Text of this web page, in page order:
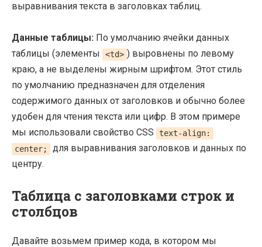
выравнивания текста в заголовках таблиц.
Данные таблицы: По умолчанию ячейки данных
таблицы (элементы
<td> ) выровнены по левому
краю, а не выделены жирным шрифтом. Этот стиль
по умолчанию предназначен для отделения
содержимого данных от заголовков и обычно более
удобен для чтения текста или цифр. В этом примере
мы использовали свойство CSS
text-align:
center;
для выравнивания заголовков и данных по
центру.
Таблица с заголовками строк и
столбцов
Давайте возьмем пример кода, в котором мы